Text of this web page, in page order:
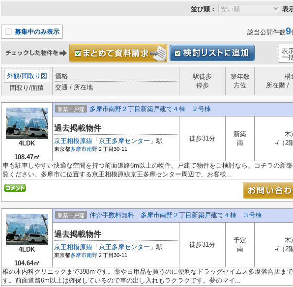
並び順： 表
募集中のみ表示 該当公開件数9
表
一
外観/間取り図
間取り/面積
価格
交通 / 所在地
駅徒歩
停歩
築年数
方位
構
所在階 /
4LDK
108.47㎡
新築一戸建 多摩市南野２丁目新築戸建て４棟 ２号棟
過去掲載物件
京王相模原線 「 京王多摩センター 」駅
東京都多摩市南野 ２丁目30-11
徒歩31分
新築
南
木
-/（2
車も駐車しやすい快適な空間を持つ前面道路6m以上の物件。戸建て物件をご検討なら、コチラの新
覧ください。多摩市に位置する京王相模原線京王多摩センター周辺で、お客様...
4LDK
104.64㎡
新築一戸建 仲介手数料無料 多摩市南野２丁目新築戸建て４棟 ３号棟
過去掲載物件
京王相模原線 「 京王多摩センター 」駅
東京都多摩市南野 ２丁目30-11
徒歩31分
予定
南
木
-/（2
椎の木内科クリニックまで398mです。薬や日用品を買うのに便利なドラッグセイムス多摩落合店ま
す。前面道路6m以上は確保しているので車の出し入れもラクラクです。夢のマイ...